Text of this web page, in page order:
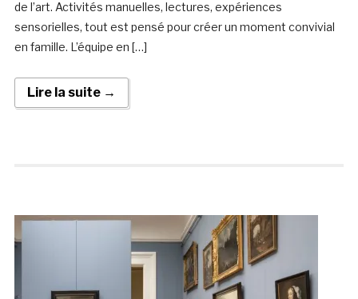
de l’art. Activités manuelles, lectures, expériences
sensorielles, tout est pensé pour créer un moment convivial
en famille. L’équipe en […]
Lire la suite →